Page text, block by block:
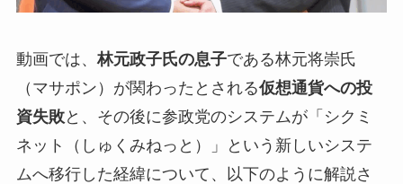
動画では、林元政子氏の息子である林元将崇氏
（マサポン）が関わったとされる仮想通貨への投
資失敗と、その後に参政党のシステムが「シクミ
ネット（しゅくみねっと）」という新しいシステ
ムへ移行した経緯について、以下のように解説さ